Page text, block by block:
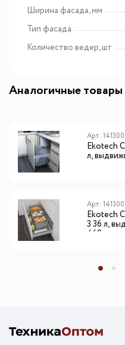
Ширина фасада, мм
Тип фасада
Количество ведер, шт
Аналогичные товары
Арт:
Ekotech
л,
Арт:
Ekotech
3 36 л,
460 мм,